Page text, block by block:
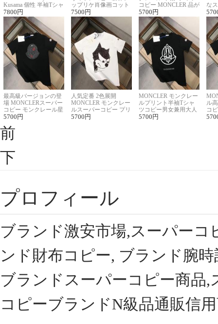
Kusama 個性 半袖Tシャ
ツコピー男女兼用
7800 円
ップリケ肖像画コット
ンニット半袖Tシャツ
7500 円
コピー MONCLER 品が
良く見た目
5700 円
な
ル
最高級バージョンの登
場 MONCLERスーパー
コピー モンクレール星
座半袖Tシャツ
5700 円
人気定番 2色展開
MONCLER モンクレー
ルスーパーコピー プリ
ント半袖Tシャツ
5700 円
MONCLER モンクレー
ルプリント半袖Tシャ
ツコピー男女兼用大人
可愛い春夏コーデ
5700 円
ル
コ
ィ
前
下
プロフィール
ブランド激安市場,スーパー
ンド財布コピー, ブランド腕
ブランドスーパーコピー商品
コピーブランドN級品通販信